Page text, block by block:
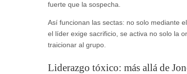
fuerte que la sospecha.
Así funcionan las sectas: no solo mediante
el líder exige sacrificio, se activa no solo la
traicionar al grupo.
Liderazgo tóxico: más allá de